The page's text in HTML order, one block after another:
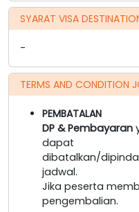
SYARAT VISA
-
TERMS AND CONDITION
PEMBATALAN
DP & Pembayaran
dapat
dibatalkan/
jadwal.
Jika peserta
pengembalian.